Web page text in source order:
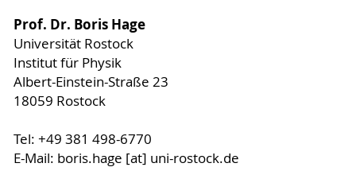
Prof. Dr. Boris Hage
Universität Rostock
Institut für Physik
Albert-Einstein-Straße 23
18059 Rostock
Tel: +49 381 498-6770
E-Mail: boris.hage [at] uni-rostock.de